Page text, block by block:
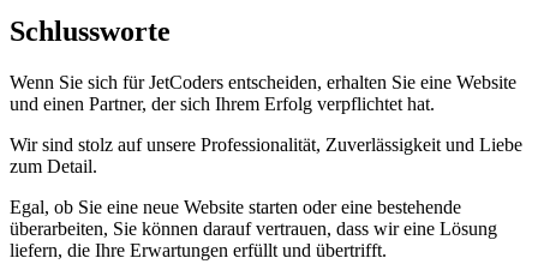
Schlussworte
Wenn Sie sich für JetCoders entscheiden, erhalten Sie eine Website
und einen Partner, der sich Ihrem Erfolg verpflichtet hat.
Wir sind stolz auf unsere Professionalität, Zuverlässigkeit und Liebe
zum Detail.
Egal, ob Sie eine neue Website starten oder eine bestehende
überarbeiten, Sie können darauf vertrauen, dass wir eine Lösung
liefern, die Ihre Erwartungen erfüllt und übertrifft.